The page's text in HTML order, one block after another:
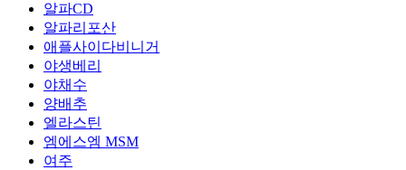
알파CD
알파리포산
애플사이다비니거
야생베리
야채수
양배추
엘라스틴
엠에스엠 MSM
여주